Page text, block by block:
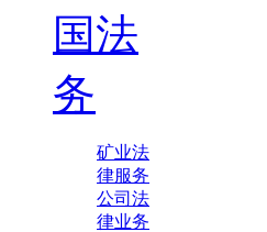
国法
务
矿业法
律服务
公司法
律业务